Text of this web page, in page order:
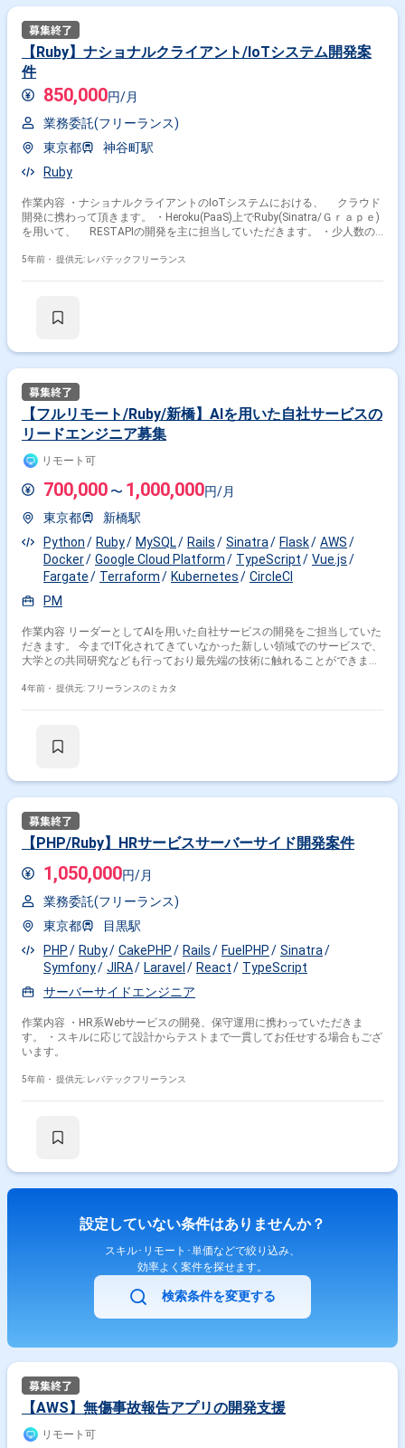
【Ruby】ナショナルクライアント/IoTシステム開発案
件
850,000円/月
業務委託(フリーランス)
東京都
神谷町駅
Ruby
作業内容 ・ナショナルクライアントのIoTシステムにおける、 クラウド
開発に携わって頂きます。 ・Heroku(PaaS)上でRuby(Sinatra/Ｇｒａｐｅ)
を用いて、 RESTAPIの開発を主に担当していただきます。 ・少人数の
くイメージがより実際に近いです。 ※担当範囲は、スキルや経験および進
5年前・ 提供元: レバテックフリーランス
【フルリモート/Ruby/新橋】AIを用いた自社サービスの
リードエンジニア募集
リモート可
700,000 〜 1,000,000円/月
東京都
新橋駅
Python
Ruby MySQL Rails Sinatra Flask
AWS
Docker
Google Cloud Platform TypeScript
Vue.js
Fargate
Terraform Kubernetes
CircleCI
PM
作業内容 リーダーとしてAIを用いた自社サービスの開発をご担当していた
だきます。 今までIT化されてきていなかった新しい領域でのサービスで、
大学との共同研究なども行っており最先端の技術に触れることができま
のある現場となります。
4年前・ 提供元: フリーランスのミカタ
【PHP/Ruby】HRサービスサーバーサイド開発案件
1,050,000円/月
業務委託(フリーランス)
東京都
目黒駅
PHP
Ruby CakePHP Rails FuelPHP
Sinatra
Symfony
JIRA Laravel React
TypeScript
サーバーサイドエンジニア
作業内容 ・HR系Webサービスの開発、保守運用に携わっていただきま
す。 ・スキルに応じて設計からテストまで一貫してお任せする場合もござ
います。
5年前・ 提供元: レバテックフリーランス
設定していない条件はありませんか？
スキル･リモート･単価などで絞り込み、
効率よく案件を探せます。
検索条件を変更する
【AWS】無傷事故報告アプリの開発支援
リモート可